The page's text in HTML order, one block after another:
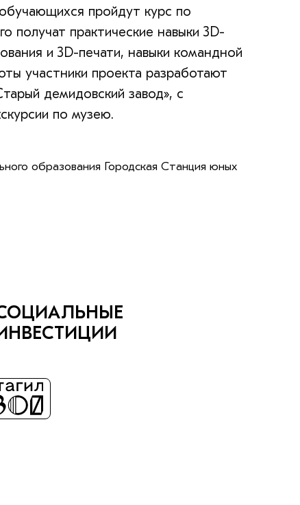
обучающихся пройдут курс по
получат практические навыки 3D-
и 3D-печати, навыки командной
участники проекта разработают
демидовский завод», с
по музею.
образования Городская Станция юных